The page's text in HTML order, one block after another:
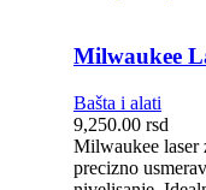
Milwaukee
Bašta i alati
9,250.00 rsd
Milwaukee laser
precizno